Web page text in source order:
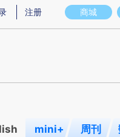
意图存在偏差。不代表财新观点
商城
注册
mini+ 周刊